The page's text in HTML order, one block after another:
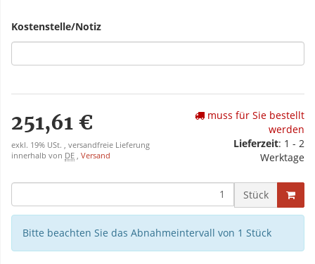
Kostenstelle/Notiz
251,61 €
exkl. 19% USt. , versandfreie Lieferung
innerhalb von DE , Versand
muss für Sie bestellt
werden
Lieferzeit: 1 - 2
Werktage
Stück
Bitte beachten Sie das Abnahmeintervall von 1 Stück